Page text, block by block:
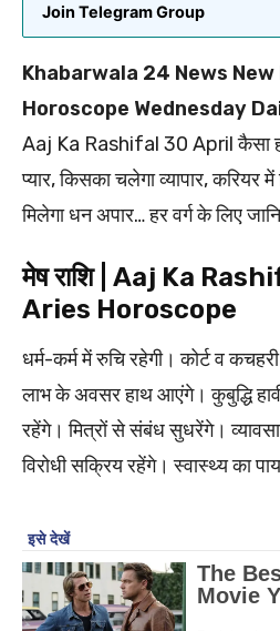
Join Telegram Group
Khabarwala 24 News New
Horoscope Wednesday
Aaj Ka Rashifal 30 April कैसा
प्यार, किसका चलेगा व्यापार, करियर
मिलेगा धन अपार… हर वर्ग के लिए
मेष राशि | Aaj Ka
Aries Horoscope
धर्म-कर्म में रुचि रहेगी। कोर्ट व
लाभ के अवसर हाथ आएंगे। कुबुद्धि
रहेंगे। मित्रों से संबंध सुधरेंगे।
विरोधी सक्रिय रहेंगे। स्वास्थ्य का